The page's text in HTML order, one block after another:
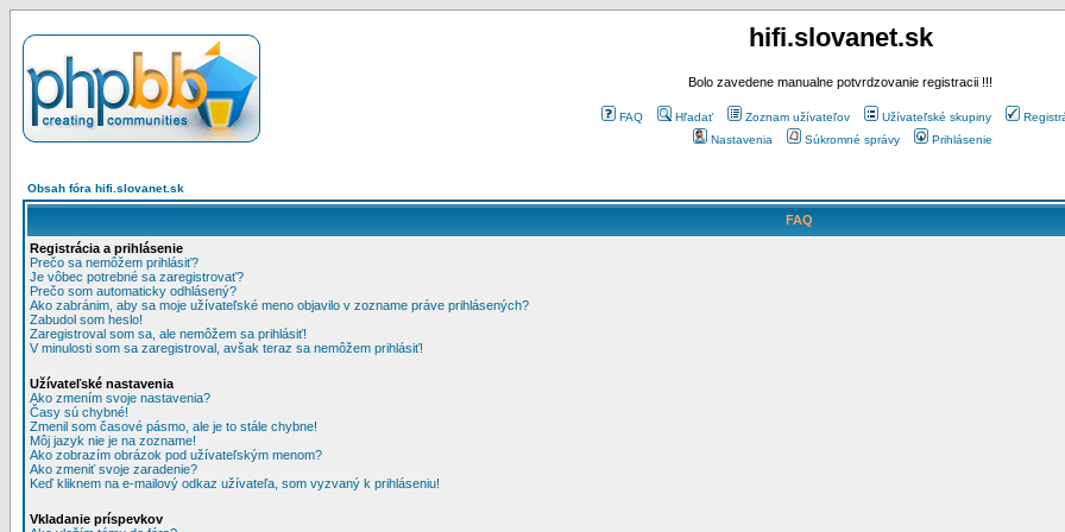
hifi.slovanet.sk
Bolo zavedene manualne potvrdzovanie registracii !!!
FAQ Hľadať Zoznam užívateľov Užívateľské skupiny
Nastavenia
Súkromné správy Prihlásenie
Obsah fóra hifi.slovanet.sk
FAQ
Registrácia a prihlásenie
Prečo sa nemôžem prihlásiť?
Je vôbec potrebné sa zaregistrovať?
Prečo som automaticky odhlásený?
Ako zabránim, aby sa moje užívateľské meno objavilo v zozname práve prihlásených?
Zabudol som heslo!
Zaregistroval som sa, ale nemôžem sa prihlásiť!
V minulosti som sa zaregistroval, avšak teraz sa nemôžem prihlásiť!
Užívateľské nastavenia
Ako zmením svoje nastavenia?
Časy sú chybné!
Zmenil som časové pásmo, ale je to stále chybne!
Môj jazyk nie je na zozname!
Ako zobrazím obrázok pod užívateľským menom?
Ako zmeniť svoje zaradenie?
Keď kliknem na e-mailový odkaz užívateľa, som vyzvaný k prihláseniu!
Vkladanie príspevkov